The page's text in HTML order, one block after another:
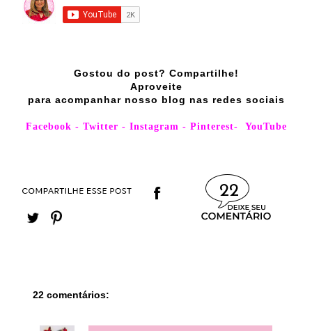
Gostou do post? Compartilhe!
Aproveite
para acompanhar nosso blog nas redes sociais
Facebook - Twitter - Instagram - Pinterest- YouTube
22
22 comentários: